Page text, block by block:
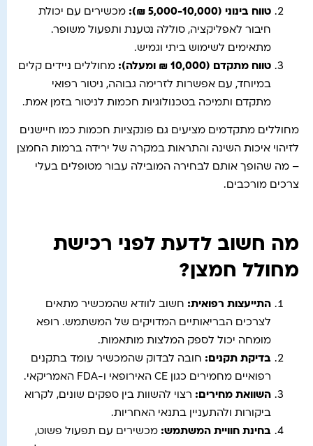
טווח בינוני (5,000-10,000
₪
): מכשירים עם יכולת
חיבור לאפליקציה, סוללה נטענת ותפעול משופר.
מתאימים לשימוש ביתי וגמיש.
טווח מתקדם (10,000 ₪ ומעלה)
: מחוללים ניידים קלים
במיוחד, עם אפשרות לזרימה גבוהה, ניטור רפואי
מתקדם ותמיכה בטכנולוגיות חכמות לניטור בזמן אמת.
מחוללים מתקדמים מציעים גם פונקציות חכמות כמו חיישנים
לזיהוי איכות השינה והתראות במקרה של ירידה ברמות החמצן
– מה שהופך אותם לבחירה המובילה עבור מטופלים בעלי
צרכים מורכבים.
מה חשוב לדעת לפני רכישת
מחולל חמצן?
התייעצות רפואית: חשוב לוודא שהמכשיר מתאים
לצרכים הבריאותיים המדויקים של המשתמש. רופא
מומחה יכול לספק המלצות מותאמות.
בדיקת תקנים: חובה לבדוק שהמכשיר עומד בתקנים
רפואיים מחמירים כגון CE האירופאי ו-FDA האמריקאי.
השוואת מחירים: רצוי להשוות בין ספקים שונים, לקרוא
ביקורות ולהתעניין בתנאי האחריות.
בחינת חוויית המשתמש: מכשירים עם תפעול פשוט,